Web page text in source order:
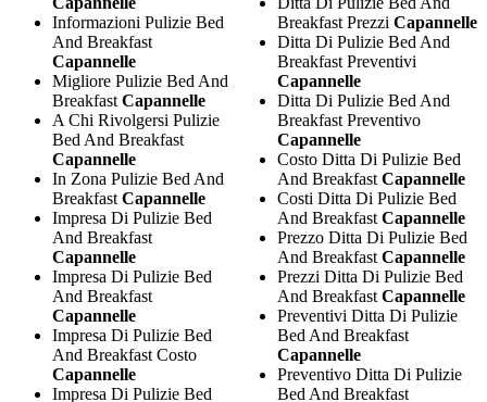
Informazioni Pulizie Bed
And Breakfast
Capannelle
Migliore Pulizie Bed And
Breakfast Capannelle
A Chi Rivolgersi Pulizie
Bed And Breakfast
Capannelle
In Zona Pulizie Bed And
Breakfast Capannelle
Impresa Di Pulizie Bed
And Breakfast
Capannelle
Impresa Di Pulizie Bed
And Breakfast
Capannelle
Impresa Di Pulizie Bed
And Breakfast Costo
Capannelle
Impresa Di Pulizie Bed
Breakfast Prezzi Capannelle
Ditta Di Pulizie Bed And
Breakfast Preventivi
Capannelle
Ditta Di Pulizie Bed And
Breakfast Preventivo
Capannelle
Costo Ditta Di Pulizie Bed
And Breakfast Capannelle
Costi Ditta Di Pulizie Bed
And Breakfast Capannelle
Prezzo Ditta Di Pulizie Bed
And Breakfast Capannelle
Prezzi Ditta Di Pulizie Bed
And Breakfast Capannelle
Preventivi Ditta Di Pulizie
Bed And Breakfast
Capannelle
Preventivo Ditta Di Pulizie
Bed And Breakfast